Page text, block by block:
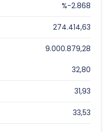
%-2.868
274.414,63
9.000.879,28
32,80
31,93
33,53